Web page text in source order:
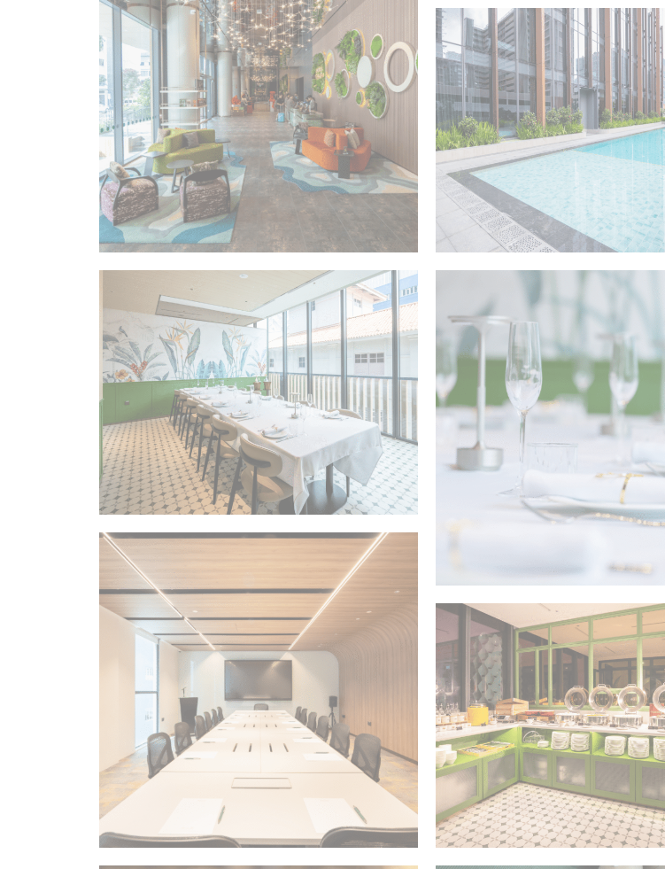
_deCookiesConsent
D-edge Cookie
Consent
Remember
consent
_deCountryResp
D-edge Cookie
Consent
Remember
consent
fb_cookie_law_consent
D-edge Cookie
Consent
Remember
consent
统计类
此类Cookie用于收集有关导航路径的用户信息，最终目标是以汇总的方
没有这种类型的cookie。
营销和广告类
营销类Cookie将主要由第三方用于创建用户配置文件，以跟踪其在整个
广告用户数据
同意向 Google 发送与广告相关的用户数据。
个性化广告
同意第三方进行个性化广告
确认选择
收起详细信息
酒店
酒店 酒店
酒店
酒店